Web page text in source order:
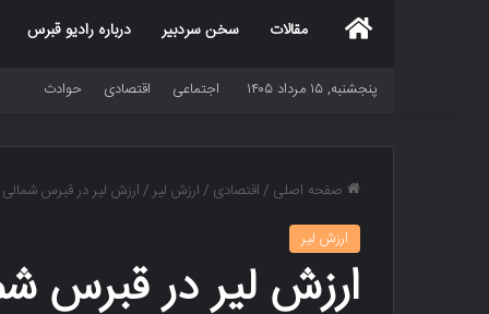
مقالات سخن سردبیر درباره رادیو قبرس
پنجشنبه, ۱۵ مرداد ۱۴۰۵ اجتماعی اقتصادی حوادث
صفحه اصلی /اقتصادی /ارزش لیر/ارزش لیر در قبرس شمالی
ارزش لیر
ارزش لیر در قبرس